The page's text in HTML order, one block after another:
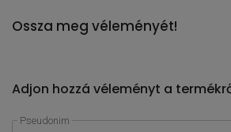
Ossza meg véleményét!
Adjon hozzá véleményt a
Pseudonim